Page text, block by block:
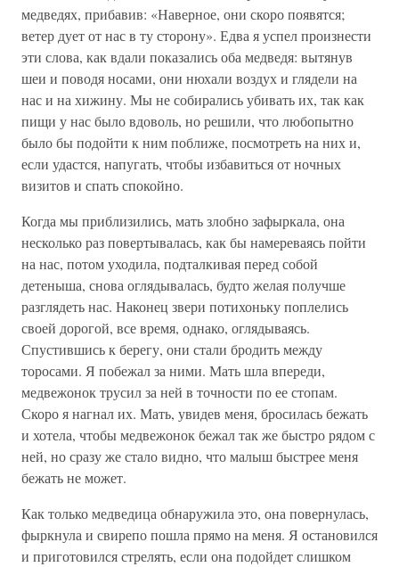
медведях, прибавив: «Наверное, они скоро появятся;
ветер дует от нас в ту сторону». Едва я успел произнести
эти слова, как вдали показались оба медведя: вытянув
шеи и поводя носами, они нюхали воздух и глядели на
нас и на хижину. Мы не собирались убивать их, так как
пищи у нас было вдоволь, но решили, что любопытно
было бы подойти к ним поближе, посмотреть на них и,
если удастся, напугать, чтобы избавиться от ночных
визитов и спать спокойно.
Когда мы приблизились, мать злобно зафыркала, она
несколько раз повертывалась, как бы намереваясь пойти
на нас, потом уходила, подталкивая перед собой
детеныша, снова оглядывалась, будто желая получше
разглядеть нас. Наконец звери потихоньку поплелись
своей дорогой, все время, однако, оглядываясь.
Спустившись к берегу, они стали бродить между
торосами. Я побежал за ними. Мать шла впереди,
медвежонок трусил за ней в точности по ее стопам.
Скоро я нагнал их. Мать, увидев меня, бросилась бежать
и хотела, чтобы медвежонок бежал так же быстро рядом с
ней, но сразу же стало видно, что малыш быстрее меня
бежать не может.
Как только медведица обнаружила это, она повернулась,
фыркнула и свирепо пошла прямо на меня. Я остановился
и приготовился стрелять, если она подойдет слишком